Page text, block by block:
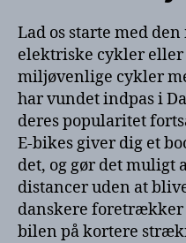
Lad os starte med
elektriske cykler eller
miljøvenlige cykler
har vundet indpas i
deres popularitet
E-bikes giver dig et
det, og gør det
distancer uden at
danskere foretrækker
bilen på kortere